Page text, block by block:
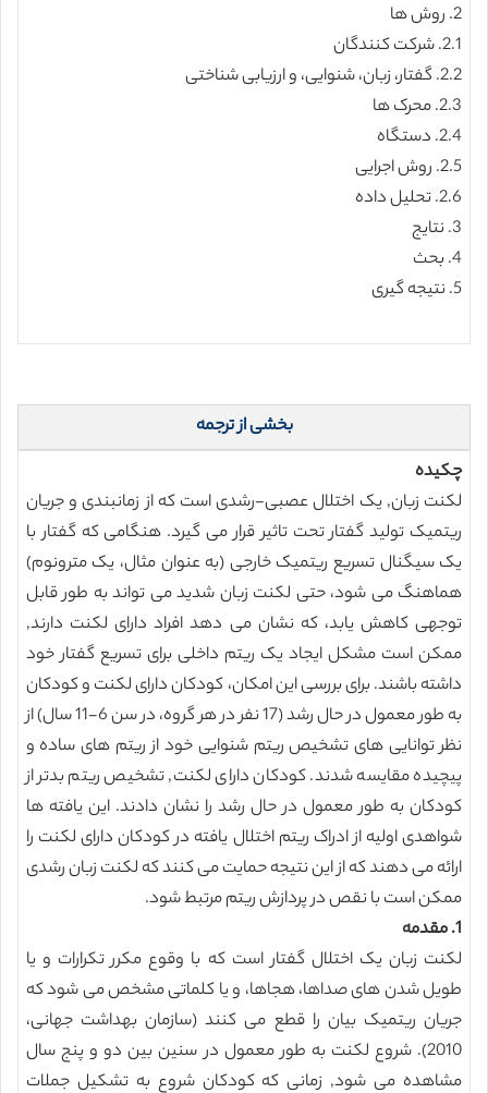
2. روش ها
2.1. شركت كنندگان
2.2. گفتار، زبان، شنوایی، و ارزیابی شناختی
2.3. محرک ها
2.4. دستگاه
2.5. روش اجرایی
2.6. تحلیل داده
3. نتایج
4. بحث
5. نتیجه گیری
بخشی از ترجمه
چکیده
لکنت زبان, یک اختلال عصبی-رشدی است که از زمانبندی و جریان
ریتمیک تولید گفتار تحت تاثیر قرار می گیرد. هنگامی که گفتار با
یک سیگنال تسریع ریتمیک خارجی (به عنوان مثال، یک مترونوم)
هماهنگ می شود، حتی لکنت زبان شدید می تواند به طور قابل
توجهی کاهش یابد، که نشان می دهد افراد دارای لکنت دارند,
ممکن است مشکل ایجاد یک ریتم داخلی برای تسریع گفتار خود
داشته باشند. برای بررسی این امکان، کودکان دارای لکنت و کودکان
به طور معمول در حال رشد (17 نفر در هر گروه، در سن 6-11 سال) از
نظر توانایی های تشخیص ریتم شنوایی خود از ریتم های ساده و
پیچیده مقایسه شدند. کودکان دارای لکنت, تشخیص ریتم بدتر از
کودکان به طور معمول در حال رشد را نشان دادند. این یافته ها
شواهدی اولیه از ادراک ریتم اختلال یافته در کودکان دارای لکنت را
ارائه می دهند که از این نتیجه حمایت می کنند که لکنت زبان رشدی
ممکن است با نقص در پردازش ریتم مرتبط شود.
1. مقدمه
لکنت زبان یک اختلال گفتار است که با وقوع مکرر تکرارات و یا
طویل شدن های صداها، هجاها، و یا کلماتی مشخص می شود که
جریان ریتمیک بیان را قطع می کنند (سازمان بهداشت جهانی،
2010). شروع لکنت به طور معمول در سنین بین دو و پنج سال
مشاهده می شود, زمانی که کودکان شروع به تشکیل جملات